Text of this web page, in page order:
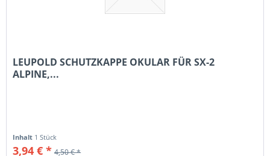
LEUPOLD SCHUTZKAPPE OKULAR FÜR SX-2
ALPINE,...
Inhalt 1 Stück
3,94 € * 4,50 € *